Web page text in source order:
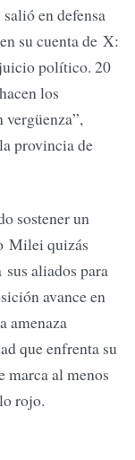
en defensa
su cuenta de X:
político. 20
los
provincia de
sostener un
Milei quizás
aliados para
avance en
amenaza
que enfrenta su
marca al menos
rojo.